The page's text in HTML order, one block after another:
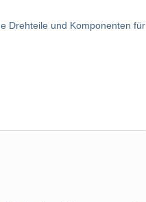
Drehteile und Komponenten für